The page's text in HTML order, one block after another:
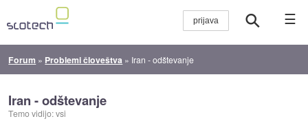
☰
Forum » Problemi človeštva » Iran - odštevanje
Iran - odštevanje
Temo vidijo: vsi